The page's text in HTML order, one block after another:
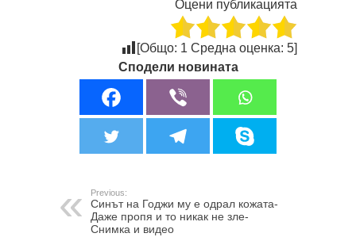
Оцени публикацията
[Общо: 1 Средна оценка: 5]
Сподели новината
Previous:
Синът на Годжи му е одрал кожата-
Даже пропя и то никак не зле-
Снимка и видео